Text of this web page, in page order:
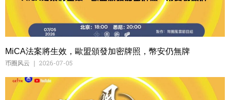
MiCA法案將生效，歐盟頒發加密牌照，幣安仍無牌
币圈风云 2026-07-05